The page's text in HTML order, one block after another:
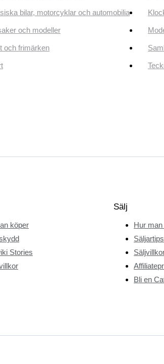
bilar, motorcyklar och automobilia
och modeller
och frimärken
köper
Stories
Sälj
Hur
Säljartips
Bli en